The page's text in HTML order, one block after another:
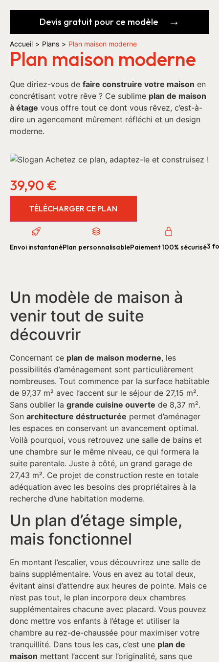
Devis gratuit pour ce modèle
Accueil > Plans > Plan maison moderne
Plan maison moderne
Que diriez-vous de faire construire votre maison en
concrétisant votre rêve ? Ce sublime plan de maison
à étage vous offre tout ce dont vous rêvez, c’est-à-
dire un agencement mûrement réfléchi et un design
moderne.
39,90 €
TÉLÉCHARGER CE PLAN
Envoi instantanéPlan personnalisablePaiement 100% sécurisé3
Un modèle de maison à
venir tout de suite
découvrir
Concernant ce plan de maison moderne, les
possibilités d’aménagement sont particulièrement
nombreuses. Tout commence par la surface habitable
de 97,37 m² avec l’accent sur le séjour de 27,15 m².
Sans oublier la grande cuisine ouverte de 8,37 m².
Son architecture déstructurée permet d’aménager
les espaces en conservant un avancement optimal.
Voilà pourquoi, vous retrouvez une salle de bains et
une chambre sur le même niveau, ce qui formera la
suite parentale. Juste à côté, un grand garage de
27,43 m². Ce projet de construction reste en totale
adéquation avec les besoins des propriétaires à la
recherche d’une habitation moderne.
Un plan d’étage simple,
mais fonctionnel
En montant l’escalier, vous découvrirez une salle de
bains supplémentaire. Vous en avez au total deux,
évitant ainsi d’attendre aux heures de pointe. Mais ce
n’est pas tout, le plan incorpore deux chambres
supplémentaires chacune avec placard. Vous pouvez
donc mettre vos enfants à l’étage et utiliser la
chambre au rez-de-chaussée pour maximiser votre
tranquillité. Dans tous les cas, c’est une plan de
maison mettant l’accent sur l’originalité, sans que